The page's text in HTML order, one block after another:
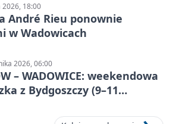
18:00
André Rieu ponownie
w Wadowicach
2026, 06:00
– WADOWICE: weekendowa
z Bydgoszczy (9–11